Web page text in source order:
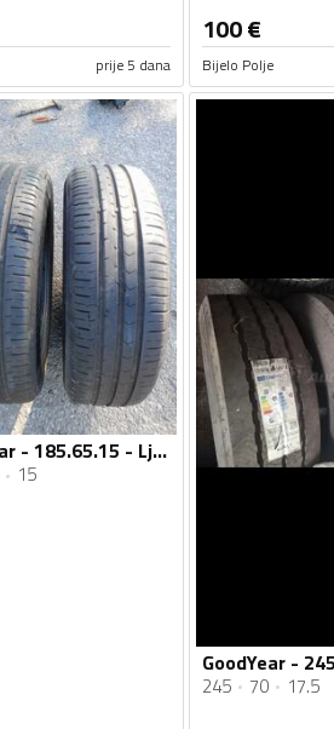
prije 5 dana
100€
Bijelo Polje
GoodYear - 185.65.15 - Ljetnja guma
15
245 70 17.5